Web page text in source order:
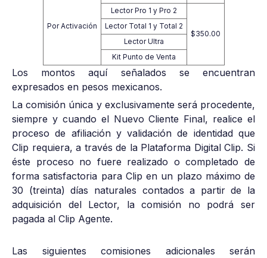
Por Activación
Lector Pro 1 y Pro 2
$350.00
Lector Total 1 y Total 2
Lector Ultra
Kit Punto de Venta
Los montos aquí señalados se encuentran
expresados en pesos mexicanos.
La comisión única y exclusivamente será procedente,
siempre y cuando el Nuevo Cliente Final, realice el
proceso de afiliación y validación de identidad que
Clip requiera, a través de la Plataforma Digital Clip. Si
éste proceso no fuere realizado o completado de
forma satisfactoria para Clip en un plazo máximo de
30 (treinta) días naturales contados a partir de la
adquisición del Lector, la comisión no podrá ser
pagada al Clip Agente.
Las siguientes comisiones adicionales serán